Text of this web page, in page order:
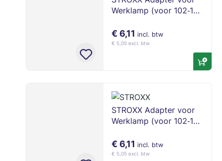
Werklamp (voor 102‑162
€ 6,11 incl. btw
€ 5,05 excl. btw
STROXX Adapter voor
Werklamp (voor 102‑162
€ 6,11 incl. btw
€ 5,05 excl. btw